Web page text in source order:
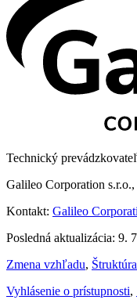
Technický
Galileo Corporation
Kontakt: Galileo
Posledná aktualizácia: 9.
Zmena vzhľadu,
Vyhlásenie o prístupnosti,